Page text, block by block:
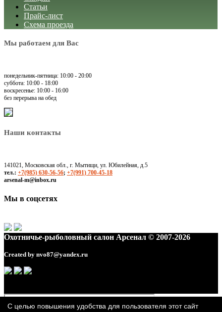
Статьи
Прайс-лист
Схема проезда
Мы работаем для Вас
понедельник-пятница: 10:00 - 20:00
суббота: 10:00 - 18:00
воскресенье: 10:00 - 16:00
без перерыва на обед
Наши контакты
141021, Московская обл., г. Мытищи, ул. Юбилейная, д.5
тел.: +7(985) 630-56-56; +7(991) 700-45-18
arsenal-m@inbox.ru
Мы в соцсетях
Охотничье-рыболовный салон Арсенал © 2007-2026
Created by nvo87@yandex.ru
С целью повышения удобства для пользователя этот сайт